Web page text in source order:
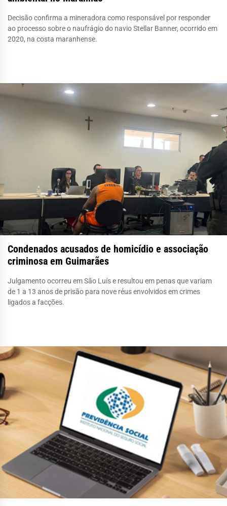
Decisão confirma a mineradora como responsável por responder
ao processo sobre o naufrágio do navio Stellar Banner, ocorrido em
2020, na costa maranhense.
Condenados acusados de homicídio e associação
criminosa em Guimarães
Julgamento ocorreu em São Luís e resultou em penas que variam
de 1 a 13 anos de prisão para nove réus envolvidos em crimes
ligados a facções.